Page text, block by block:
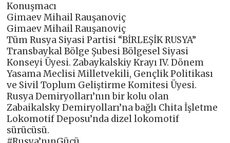
Konuşmacı
Gimaev Mihail Rauşanoviç
Gimaev Mihail Rauşanoviç
Tüm Rusya Siyasi Partisi “BİRLEŞİK RUSYA”
Transbaykal Bölge Şubesi Bölgesel Siyasi
Konseyi Üyesi. Zabaykalskiy Krayı IV. Dönem
Yasama Meclisi Milletvekili, Gençlik Politikası
ve Sivil Toplum Geliştirme Komitesi Üyesi.
Rusya Demiryolları’nın bir kolu olan
Zabaikalsky Demiryolları’na bağlı Chita İşletme
Lokomotif Deposu’nda dizel lokomotif
sürücüsü.